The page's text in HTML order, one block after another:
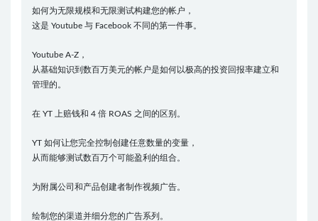
如何为无限规模和无限测试构建您的帐户，
这是 Youtube 与 Facebook 不同的第一件事。
Youtube A-Z，
从基础知识到数百万美元的帐户是如何以极高的投资回报率建立和
管理的。
在 YT 上赔钱和 4 倍 ROAS 之间的区别。
YT 如何让您完全控制创建任意数量的变量，
从而能够测试数百万个可能盈利的组合。
为附属公司和产品创建者制作视频广告。
绘制您的渠道并细分您的广告系列。